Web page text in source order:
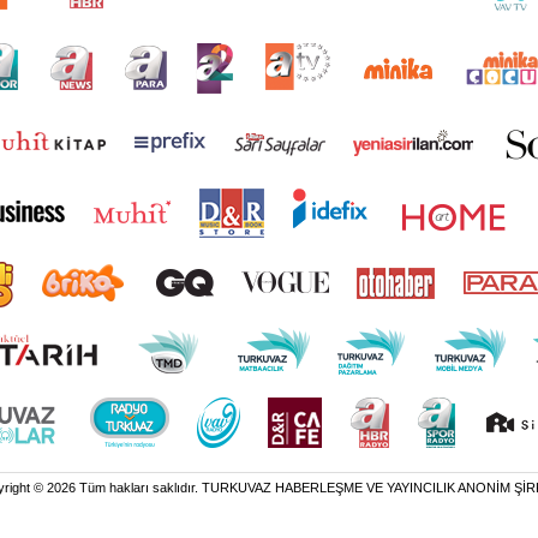
© 2026 Tüm hakları saklıdır. TURKUVAZ HABERLEŞME VE YAYINCILIK ANONİM